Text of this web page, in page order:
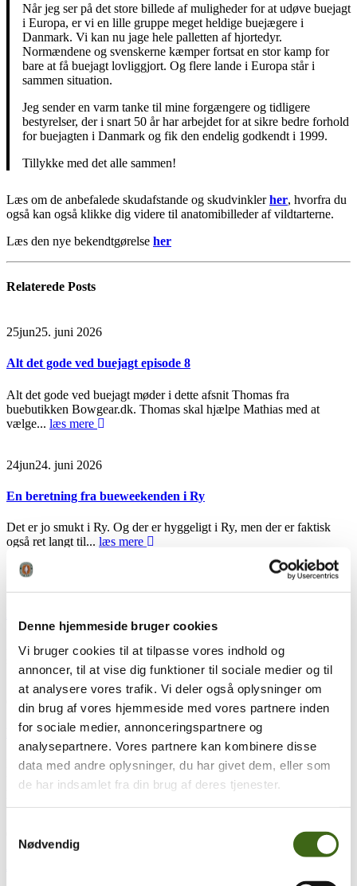
Denne hjemmeside bruger cookies
Vi bruger cookies til at tilpasse vores indhold og
annoncer, til at vise dig funktioner til sociale medier og til
at analysere vores trafik. Vi deler også oplysninger om
din brug af vores hjemmeside med vores partnere inden
for sociale medier, annonceringspartnere og
analysepartnere. Vores partnere kan kombinere disse
data med andre oplysninger, du har givet dem, eller som
de har indsamlet fra din brug af deres tjenester.
Nødvendig
Når jeg ser på det store billede af muligheder for at udøve buejagt
i Europa, er vi en lille gruppe meget heldige buejægere i
Danmark. Vi kan nu jage hele palletten af hjortedyr.
Normændene og svenskerne kæmper fortsat en stor kamp for
bare at få buejagt lovliggjort. Og flere lande i Europa står i
sammen situation.
Jeg sender en varm tanke til mine forgængere og tidligere
bestyrelser, der i snart 50 år har arbejdet for at sikre bedre forhold
for buejagten i Danmark og fik den endelig godkendt i 1999.
Tillykke med det alle sammen!
Læs om de anbefalede skudafstande og skudvinklerher, hvorfra du
også kan også klikke dig videre til anatomibilleder af vildtarterne.
Læs den nye bekendtgørelse her
Relaterede Posts
25jun25. juni 2026
Alt det gode ved buejagt episode 8
Alt det gode ved buejagt møder i dette afsnit Thomas fra
buebutikken Bowgear.dk. Thomas skal hjælpe Mathias med at
vælge... læs mere
24jun24. juni 2026
En beretning fra bueweekenden i Ry
Det er jo smukt i Ry. Og der er hyggeligt i Ry, men der er faktisk
også ret langt til... læs mere
Alt det gode ved buejagt møder jægeren Mikkel Rosendahl til en
snak om den kommende bukkejagt, for at skyde lidt... læs mere
maj 8. maj 2026
FADB og DJ indleder formelt samarbejde
Foreningen af Danske Buejægere og Danmarks Jægerforbund
udsender ifm. en nyligt underskrevet samarbejdsaftale følgende
pressemeddelse26.05.08 Pressemeddelese læs mere